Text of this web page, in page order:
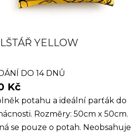
YELLOW
DO 14 DNŮ
Kč
potahu a ideální parťák do
Rozměry: 50cm x 50cm.
se pouze o potah. Neobsahuje